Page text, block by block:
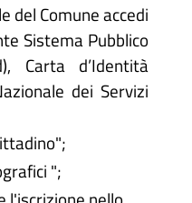
del Comune accedi
Sistema Pubblico
Carta d’Identità
dei Servizi
";